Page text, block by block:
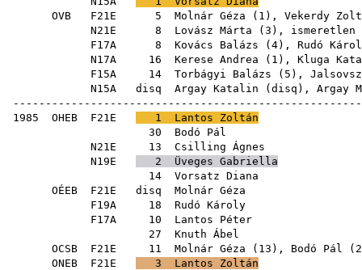
OVB F21E 5 Molnár Géza ( 1 ), Vekerdy
N21E 8 Lovász Márta ( 3 ),
F17A 8 Kovács Balázs ( 4), Rudó
N17A 16 Kerese Andrea ( 1 ), Kluga
F15A 14 Torbágyi Balázs ( 5 ),
N15A disq Argay Katalin ( disq ), Argay
1985 OHEB F21E 1
Lantos Zoltán
30
Bodó Pál
N21E 13
Csilling Ágnes
N19E
2
Üveges Gabriella
14
Vorsatz Diana
OÉEB F21E disq
Molnár Géza
F19A 18
Rudó Károly
F17A 10
Lantos Péter
27
Knuth Ábel
OCSB F21E 11 Molnár Géza ( 13 ), Bodó Pál (
ONEB F21E 3
Lantos Zoltán